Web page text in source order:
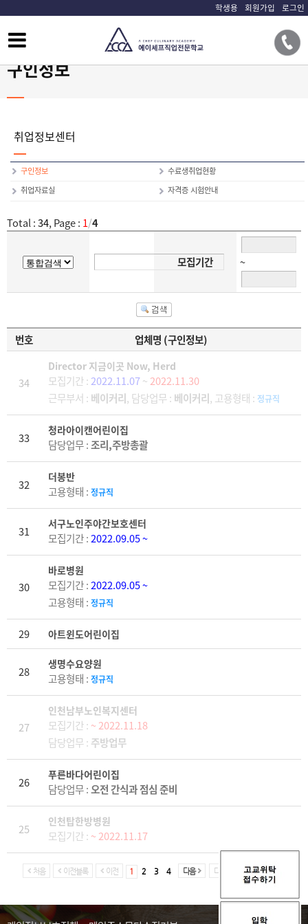
학생용 회원가입 로그인
구인정보
취업정보센터
구인정보
수료생취업현황
취업자료실
자격증 시험안내
Total :34, Page : 1/4
모집기간 ~
번호 업체명 (구인정보)
34
Director 지금이곳 Now, Herd
모집기간 :2022.11.07~2022.11.30
근무부서 : 베이커리, 담당업무 : 베이커리, 고용형태 : 정규직
33
청라아이캔어린이집
담당업무 :조리,주방총괄
32
더봉반
고용형태 : 정규직
31
서구노인주야간보호센터
모집기간 :2022.09.05 ~
30
바로병원
모집기간 :2022.09.05 ~
고용형태 : 정규직
29 아트윈도어린이집
28
생명수요양원
고용형태 : 정규직
27
인천남부노인복지센터
모집기간 : ~ 2022.11.18
담당업무 : 주방업무
26
푸른바다어린이집
담당업무 :오전 간식과 점심 준비
25
인천탑한방병원
모집기간 : ~ 2022.11.17
처음 이전블록 이전 1 2 3 4 다음 다음블록 마지막